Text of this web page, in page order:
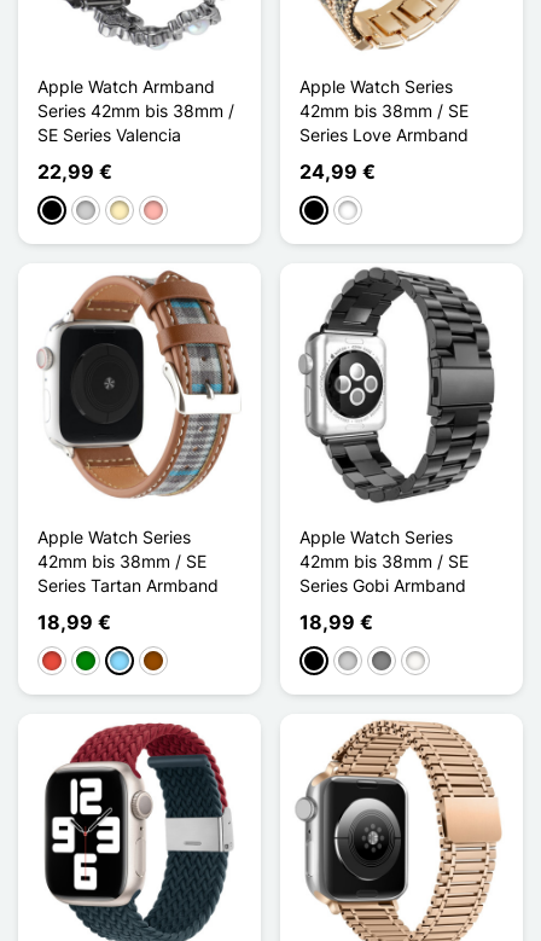
Apple Watch Armband
Series 42mm bis 38mm /
SE Series Valencia
22,99 €
Schwarz
SilberGoldenRoségold
Apple Watch Series
42mm bis 38mm / SE
Series Love Armband
24,99 €
Schwarz
Weiß
Apple Watch Series
42mm bis 38mm / SE
Series Tartan Armband
18,99 €
Rot GrünHellblau
Braun
Apple Watch Series
42mm bis 38mm / SE
Series Gobi Armband
18,99 €
Schwarz
SilberGris Titanium
Blanc Étoilé